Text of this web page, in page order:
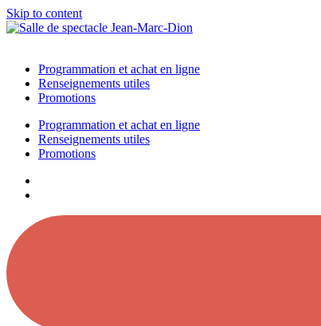
Skip to content
Programmation et achat en ligne
Renseignements utiles
Promotions
Programmation et achat en ligne
Renseignements utiles
Promotions